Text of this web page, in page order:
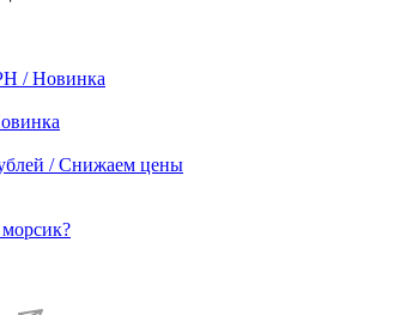
/ Новинка
/ Снижаем цены